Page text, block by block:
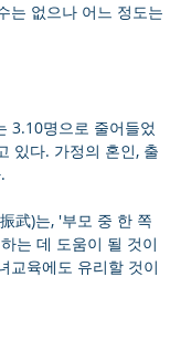
는 없으나 어느 정도는
3.10명으로 줄어들었
있다. 가정의 혼인, 출
武)는, '부모 중 한 쪽
는 데 도움이 될 것이
교육에도 유리할 것이